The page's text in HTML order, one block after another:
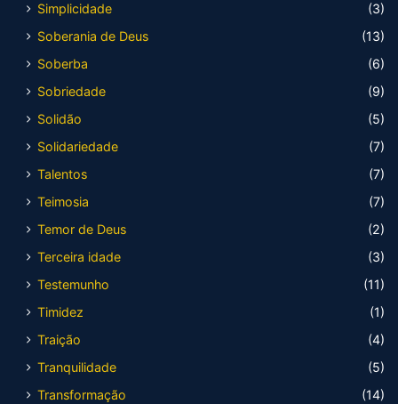
Simplicidade
(3)
Soberania de Deus
(13)
Soberba
(6)
Sobriedade
(9)
Solidão
(5)
Solidariedade
(7)
Talentos
(7)
Teimosia
(7)
Temor de Deus
(2)
Terceira idade
(3)
Testemunho
(11)
Timidez
(1)
Traição
(4)
Tranquilidade
(5)
Transformação
(14)